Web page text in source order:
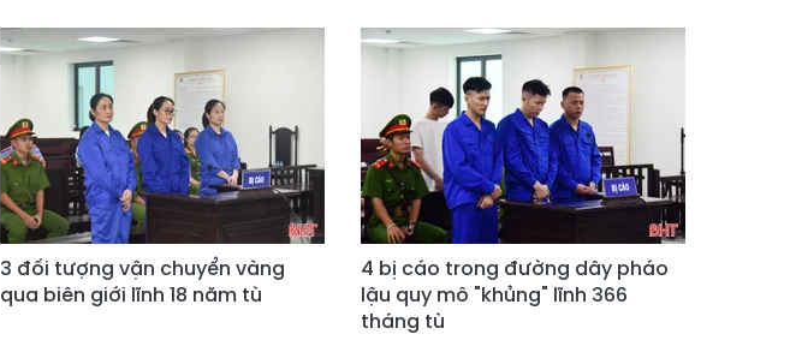
3 đối tượng vận chuyển vàng
qua biên giới lĩnh 18 năm tù
4 bị cáo trong đường dây pháo
lậu quy mô "khủng" lĩnh 366
tháng tù